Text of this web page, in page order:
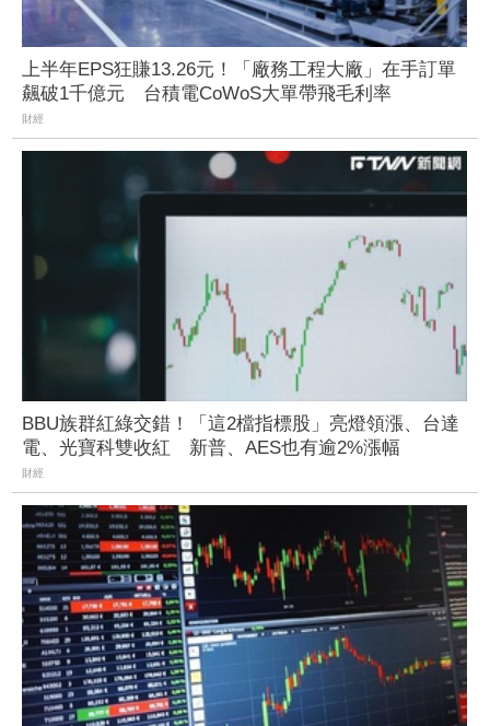
上半年EPS狂賺13.26元！「廠務工程大廠」在手訂單
飆破1千億元 台積電CoWoS大單帶飛毛利率
財經
BBU族群紅綠交錯！「這2檔指標股」亮燈領漲、台達
電、光寶科雙收紅 新普、AES也有逾2%漲幅
財經